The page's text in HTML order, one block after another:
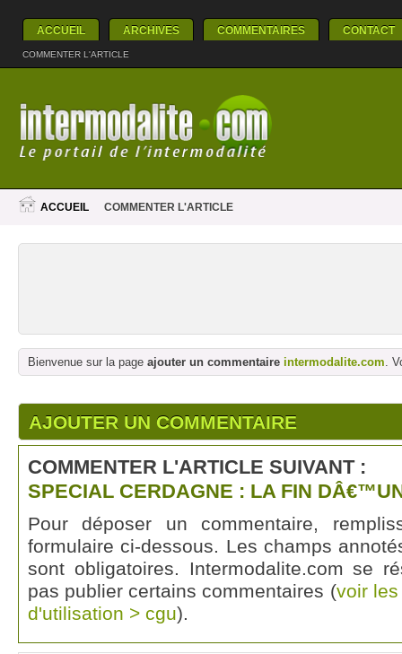
ACCUEIL ARCHIVES COMMENTAIRES CONTACT
COMMENTER L'ARTICLE
ACCUEIL COMMENTER L'ARTICLE
Bienvenue sur la page ajouter un commentaire intermodalite.com.
AJOUTER UN COMMENTAIRE
COMMENTER L'ARTICLE SUIVANT :
SPECIAL CERDAGNE : LA FIN
Pour déposer un commentaire,
formulaire ci-dessous. Les champs
sont obligatoires. Intermodalite.com se
pas publier certains commentaires (voir
d'utilisation > cgu).